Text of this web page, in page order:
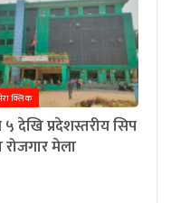
क्लिक
५ देखि प्रदेशस्तरीय सिप
रोजगार मेला